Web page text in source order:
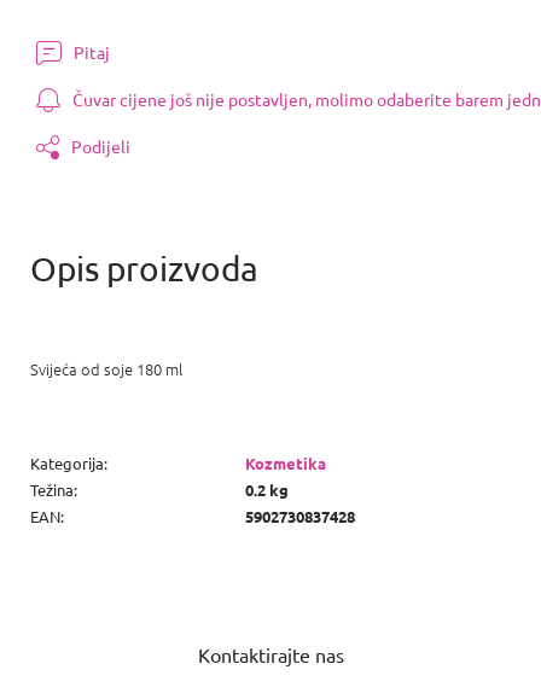
Pitaj
Čuvar cijene još nije postavljen, molimo odaberite barem
Podijeli
Svijeća od soje 180 ml
Kategorija:
Kozmetika
Težina:
0.2 kg
EAN: 5902730837428
Kontaktirajte nas